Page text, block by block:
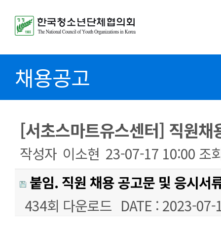
채용공고
[서초스마트유스센터] 직원채
작성자 이소현 23-07-17 10:00 조
붙임. 직원 채용 공고문 및 응시서
434회 다운로드 DATE : 2023-